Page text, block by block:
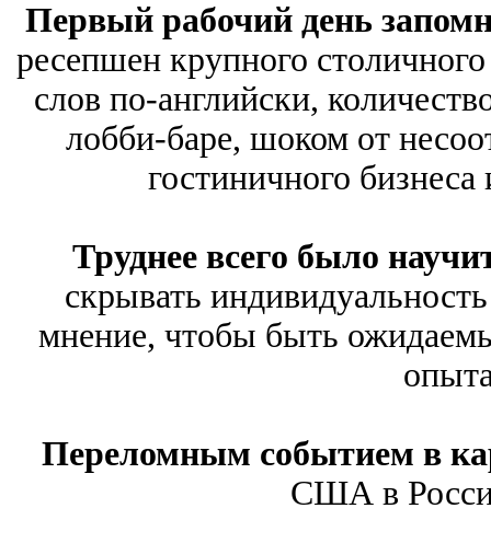
Первый рабочий день
ресепшен крупного
слов по-английски,
лобби-баре, шоком от
гостиничного
Труднее всего было
скрывать
мнение, чтобы быть
Переломным событием в
США в